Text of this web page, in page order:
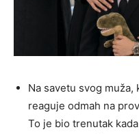
Na savetu svog
reaguje odmah na
To je bio trenutak